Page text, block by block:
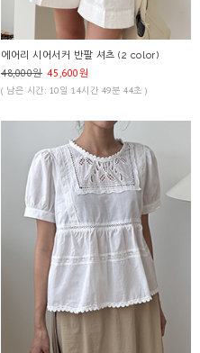
에어리 시어서커 반팔 셔츠 (2 color)
48,000원 45,600원
( 남은 시간: 10일 14시간 49분 44초 )